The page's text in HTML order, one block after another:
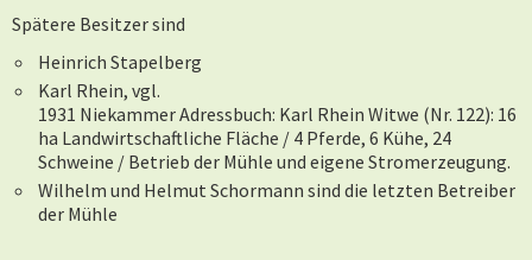
Spätere Besitzer sind
Heinrich Stapelberg
Karl Rhein, vgl.
1931 Niekammer Adressbuch: Karl Rhein Witwe (Nr. 122): 16
ha Landwirtschaftliche Fläche / 4 Pferde, 6 Kühe, 24
Schweine / Betrieb der Mühle und eigene Stromerzeugung.
Wilhelm und Helmut Schormann sind die letzten Betreiber
der Mühle